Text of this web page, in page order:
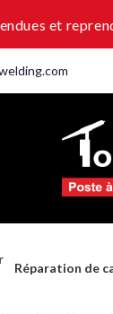
et
Réparation de